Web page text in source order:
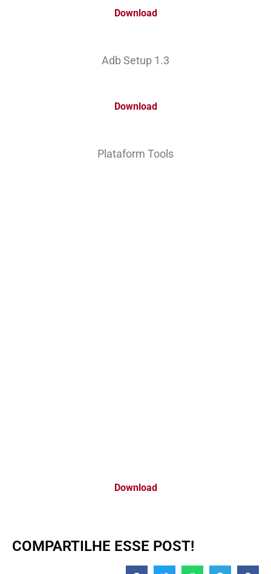
Download
Adb Setup 1.3
Download
Plataform Tools
Download
COMPARTILHE ESSE POST!